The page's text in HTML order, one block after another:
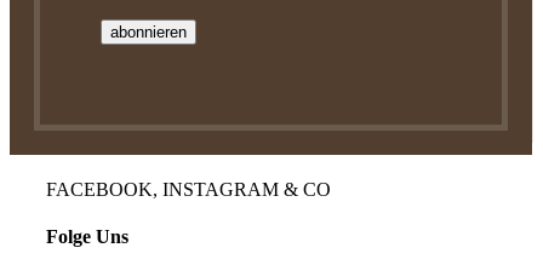
FACEBOOK, INSTAGRAM & CO
Folge Uns